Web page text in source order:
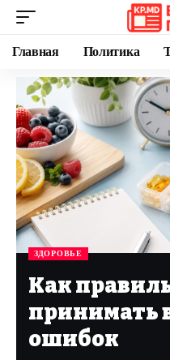
Главная Политика
ЗДОРОВЬЕ
Как
принимать
ошибок